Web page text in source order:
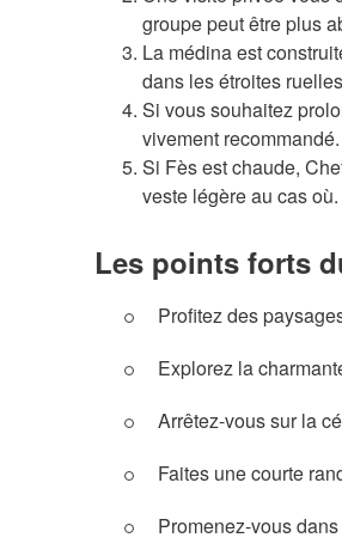
groupe peut être plus
La médina est
dans les étroites
Si vous souhaitez
vivement recommandé.
Si Fès est chaude,
veste légère au cas où.
Les points forts
Profitez des
Explorez la
Arrêtez-vous sur la
Faites une courte
Promenez-vous